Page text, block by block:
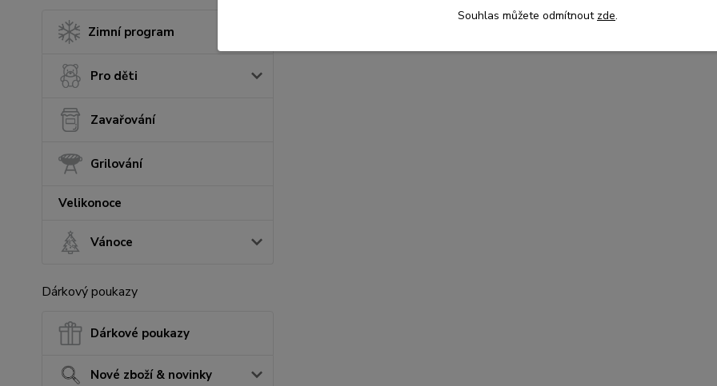
Zimní program
Pro děti
Zavařování
Grilování
Velikonoce
Vánoce
Dárkový poukazy
Dárkové poukazy
Nové zboží & novinky
Souhlas můžete odmítnout zde.